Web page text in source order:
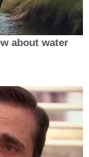
about water